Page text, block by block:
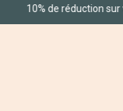
de réduction sur votre